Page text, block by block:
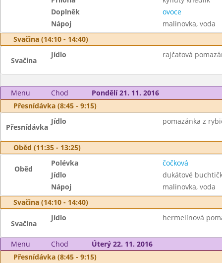
Doplněk
ovoce
Nápoj
malinovka, voda
Svačina (14:10 - 14:40)
Svačina
Jídlo rajčatová
Menu Chod
Pondělí 21. 11. 2016
Přesnídávka (8:45 - 9:15)
Přesnídávka
Jídlo pomazánka z
Oběd (11:35 - 13:25)
Oběd
Polévka
čočková
Jídlo
dukátové
Nápoj
malinovka, voda
Svačina (14:10 - 14:40)
Svačina
Jídlo hermelínová
Menu Chod
Úterý 22. 11. 2016
Přesnídávka (8:45 - 9:15)